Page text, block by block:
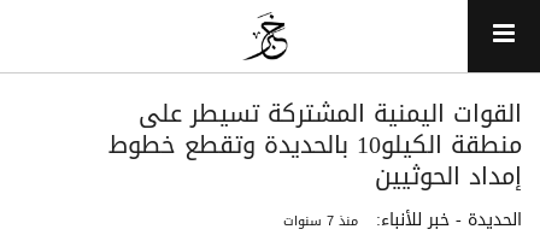
القوات اليمنية المشتركة تسيطر على
منطقة الكيلو10 بالحديدة وتقطع خطوط
إمداد الحوثيين
الحديدة - خبر للأنباء: منذ 7 سنوات